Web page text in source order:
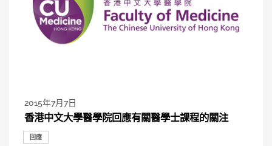
2015年7月7日
香港中文大學醫學院回應有關醫學士課程的關注
回應